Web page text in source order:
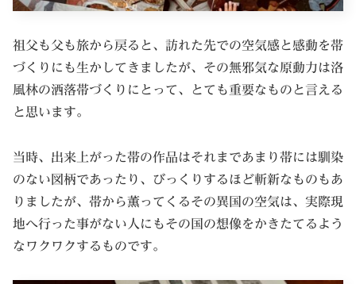
祖父も父も旅から戻ると、訪れた先での空気感と感動を帯
づくりにも生かしてきましたが、その無邪気な原動力は洛
風林の洒落帯づくりにとって、とても重要なものと言える
と思います。
当時、出来上がった帯の作品はそれまであまり帯には馴染
のない図柄であったり、びっくりするほど斬新なものもあ
りましたが、帯から薫ってくるその異国の空気は、実際現
地へ行った事がない人にもその国の想像をかきたてるよう
なワクワクするものです。